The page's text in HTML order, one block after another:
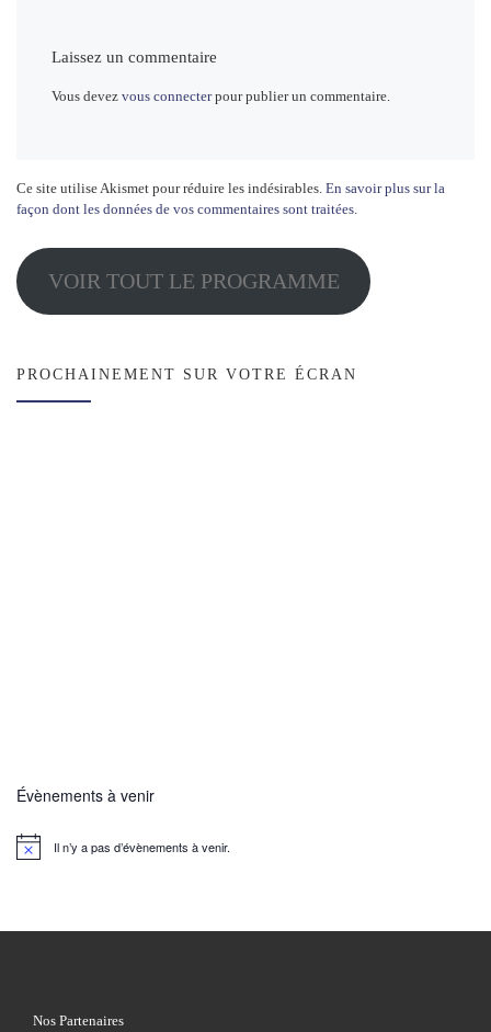
Laissez un commentaire
Vous devezvous connecterpour publier un commentaire.
Ce site utilise Akismet pour réduire les indésirables. En savoir plus sur la
façon dont les données de vos commentaires sont traitées.
VOIR TOUT LE PROGRAMME
PROCHAINEMENT SUR VOTRE ÉCRAN
Évènements à venir
e
Il n’y a pas d’évènements à venir.
Nos Partenaires